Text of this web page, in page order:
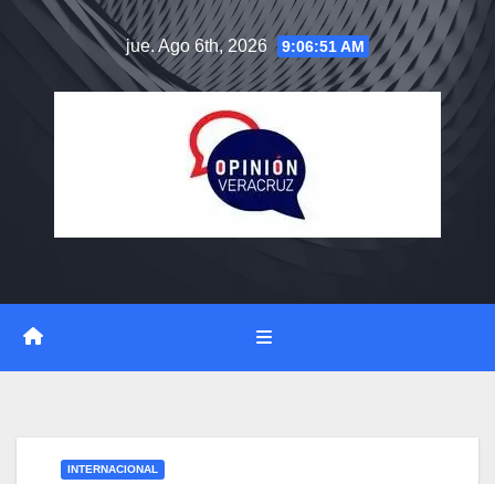
jue. Ago 6th, 2026 9:06:52 AM
INTERNACIONAL